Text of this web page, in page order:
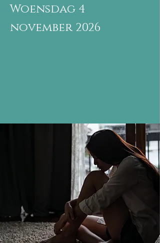
Woensdag 4
november 2026